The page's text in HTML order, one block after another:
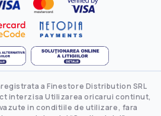
a Finestore Distribution SRL
interzisa Utilizarea oricarui continut,
in conditiile de utilizare, fara